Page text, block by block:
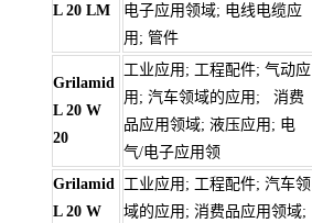
L 20 LM
电子应用领域; 电线电缆应
用; 管件
Grilamid
L 20 W
20
工业应用; 工程配件; 气动应
用; 汽车领域的应用; 消费
品应用领域; 液压应用; 电
气/电子应用领
Grilamid
L 20 W
工业应用; 工程配件; 汽车领
域的应用; 消费品应用领域;